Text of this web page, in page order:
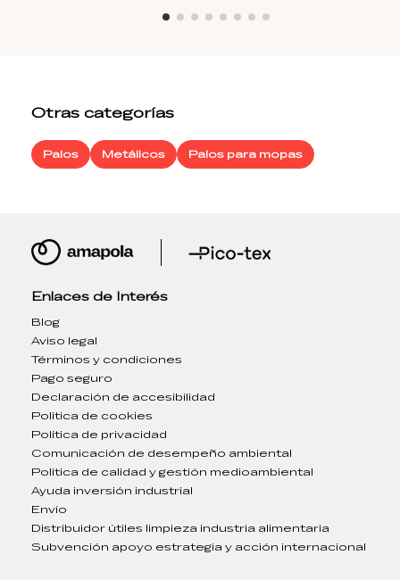
Otras categorías
Palos Metálicos Palos para mopas
Enlaces de Interés
Blog
Aviso legal
Términos y condiciones
Pago seguro
Declaración de accesibilidad
Política de cookies
Política de privacidad
Comunicación de desempeño ambiental
Política de calidad y gestión medioambiental
Ayuda inversión industrial
Envío
Distribuidor útiles limpieza industria alimentaria
Subvención apoyo estrategia y acción internacional